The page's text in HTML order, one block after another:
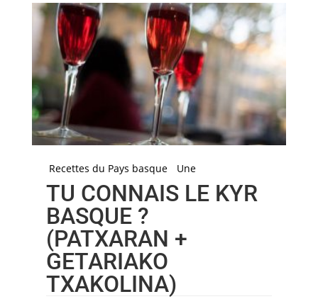
Recettes du Pays basque Une
TU CONNAIS LE KYR
BASQUE ?
(PATXARAN +
GETARIAKO
TXAKOLINA)